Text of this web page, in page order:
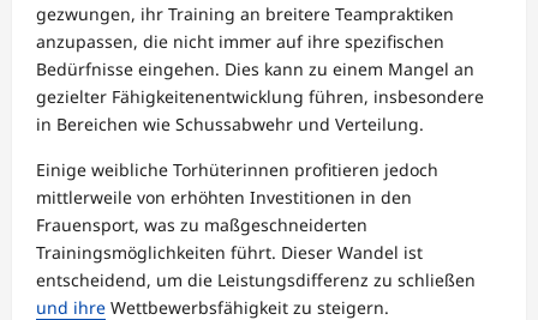
gezwungen, ihr Training an breitere Teampraktiken
anzupassen, die nicht immer auf ihre spezifischen
Bedürfnisse eingehen. Dies kann zu einem Mangel an
gezielter Fähigkeitenentwicklung führen, insbesondere
in Bereichen wie Schussabwehr und Verteilung.
Einige weibliche Torhüterinnen profitieren jedoch
mittlerweile von erhöhten Investitionen in den
Frauensport, was zu maßgeschneiderten
Trainingsmöglichkeiten führt. Dieser Wandel ist
entscheidend, um die Leistungsdifferenz zu schließen
und ihre Wettbewerbsfähigkeit zu steigern.